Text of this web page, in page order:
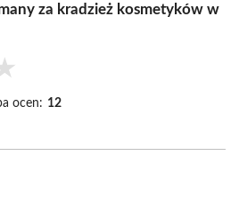
za kradzież kosmetyków w
ocen: 12